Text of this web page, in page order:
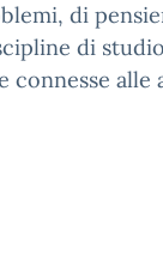
di
di
connesse